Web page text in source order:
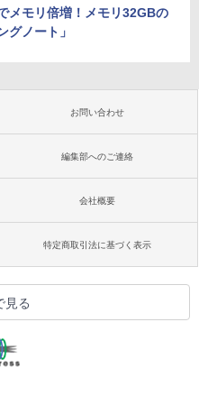
メモリ倍増！メモリ32GBの
グノート」
お問い合わせ
編集部へのご連絡
会社概要
特定商取引法に基づく表示
見る